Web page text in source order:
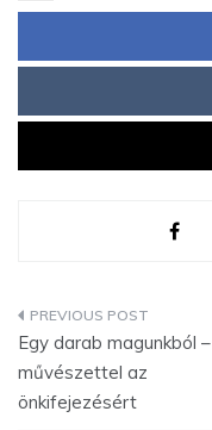
Bejegyzés
navigáció
Egy darab magunkból –
művészettel az
önkifejezésért